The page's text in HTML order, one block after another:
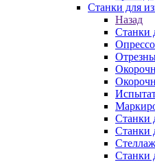
Станки для
Назад
Станки
Станки
Станки
Станки